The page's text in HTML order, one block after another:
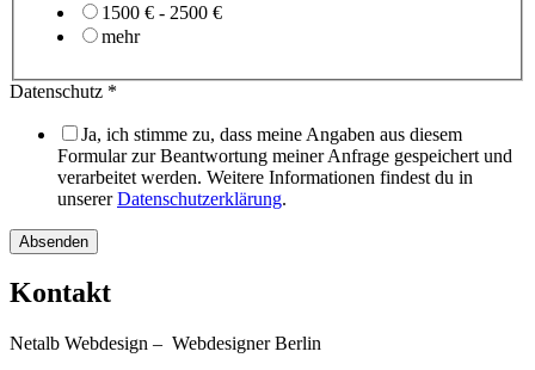
1500 € - 2500 €
mehr
Datenschutz *
Ja, ich stimme zu, dass meine Angaben aus diesem
Formular zur Beantwortung meiner Anfrage gespeichert und
verarbeitet werden. Weitere Informationen findest du in
unsererDatenschutzerklärung.
Absenden
Kontakt
Netalb Webdesign – Webdesigner Berlin